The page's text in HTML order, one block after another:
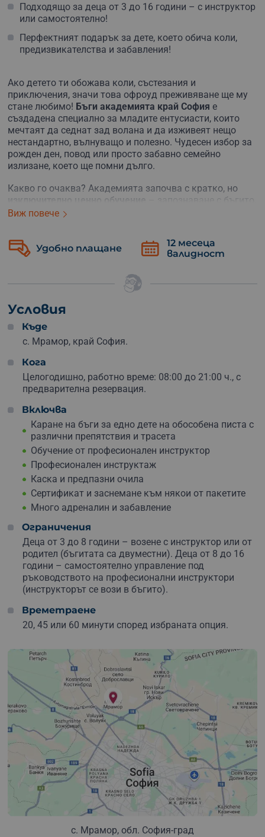
Подходящо за деца от 3 до 16 години – с инструктор
или самостоятелно!
Перфектният подарък за дете, което обича коли,
предизвикателства и забавления!
Ако детето ти обожава коли, състезания и
приключения, значи това офроуд преживяване ще му
стане любимо! Бъги академията край София е
създадена специално за младите ентусиасти, които
мечтаят да седнат зад волана и да изживеят нещо
нестандартно, вълнуващо и полезно. Чудесен избор за
рожден ден, повод или просто забавно семейно
излизане, което ще помни дълго.
Какво го очаква? Академията започва с кратко, но
изключително ценно обучение
– запознаване с бъгито,
с управлението му и основите на безопасността.
завои като истински профита!
на истинска офроуд писта, пълна с предизвикателства
и специални трасета. В зависимост от възрастта,
детето ще кара самостоятелно под наблюдение на
инструктор или ще се вози с него (или с теб, ако си
готов да се включиш!). Спокойно – инструкторът
контролира всичко чрез мобилно приложение, така че
А най-хубавото?След преживяването децата
получават сертификат, а ако избереш пакет от 1 час –
завинаги. Забавно, образователно и супер вълнуващо
– точно като в истинска състезателна академия!
Подари това офроуд приключениена малък фен на
моторите, колите и бързите трасета. Направи деня му
незабравим – с ваучер за бъги академията край
София!
Виж повече
12 месеца
валидност
Безплатна
замяна
Условия
Къде
с. Мрамор, край София.
Кога
Целогодишно, работно време: 08:00 до 21:00 ч., с
предварителна резервация.
Включва
Каране на бъги за едно дете на обособена писта с
различни препятствия и трасета
Обучение от професионален инструктор
Професионален инструктаж
Каска и предпазни очила
Сертификат и заснемане към някои от пакетите
Много адреналин и забавление
Ограничения
Деца от 3 до 8 години – возене с инструктор или от
родител (бъгитата са двуместни). Деца от 8 до 16
години – самостоятелно управление под
ръководството на професионални инструктори
(инструкторът се вози в бъгито).
Времетраене
20, 45 или 60 минути според избраната опция.
с. Мрамор, обл. София-град